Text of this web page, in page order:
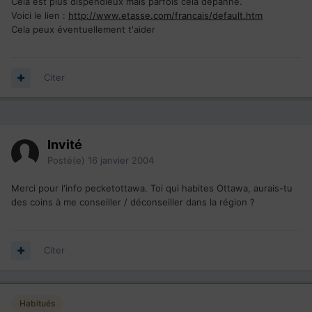
Voici le lien : http://www.etasse.com/francais/default.htm
Cela peux éventuellement t'aider
Citer
Invité
Posté(e) 16 janvier 2004
Merci pour l'info pecketottawa. Toi qui habites Ottawa, aurais-tu
des coins à me conseiller / déconseiller dans la région ?
Citer
Habitués